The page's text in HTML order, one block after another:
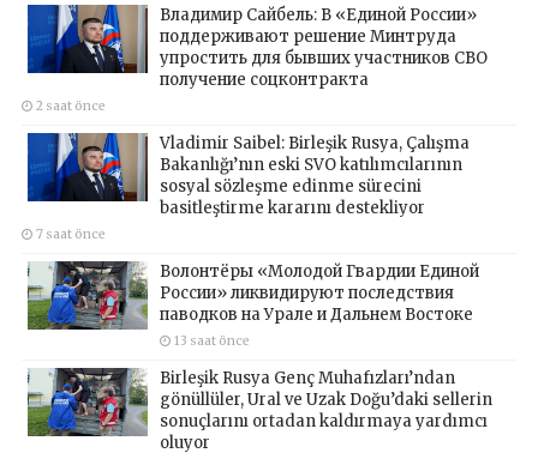
Владимир Сайбель: В «Единой России»
поддерживают решение Минтруда
упростить для бывших участников СВО
получение соцконтракта
2 saat önce
Vladimir Saibel: Birleşik Rusya, Çalışma
Bakanlığı’nın eski SVO katılımcılarının
sosyal sözleşme edinme sürecini
basitleştirme kararını destekliyor
7 saat önce
Волонтёры «Молодой Гвардии Единой
России» ликвидируют последствия
паводков на Урале и Дальнем Востоке
13 saat önce
Birleşik Rusya Genç Muhafızları’ndan
gönüllüler, Ural ve Uzak Doğu’daki sellerin
sonuçlarını ortadan kaldırmaya yardımcı
oluyor